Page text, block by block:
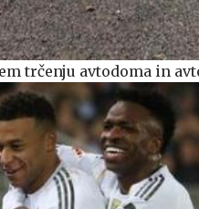
trčenju avtodoma in